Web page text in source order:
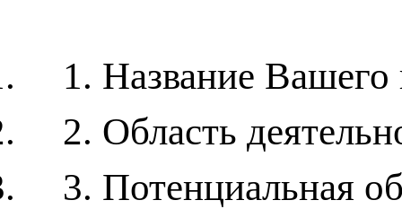
1. Название Вашего
2. Область
3. Потенциальная